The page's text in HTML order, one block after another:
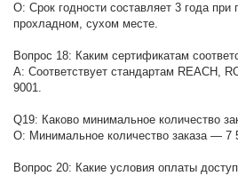
О: Срок годности составляет 3 года при
прохладном, сухом месте.
Вопрос 18: Каким сертификатам
A: Соответствует стандартам REACH,
9001.
Q19: Каково минимальное количество
О: Минимальное количество заказа — 7
Вопрос 20: Какие условия оплаты